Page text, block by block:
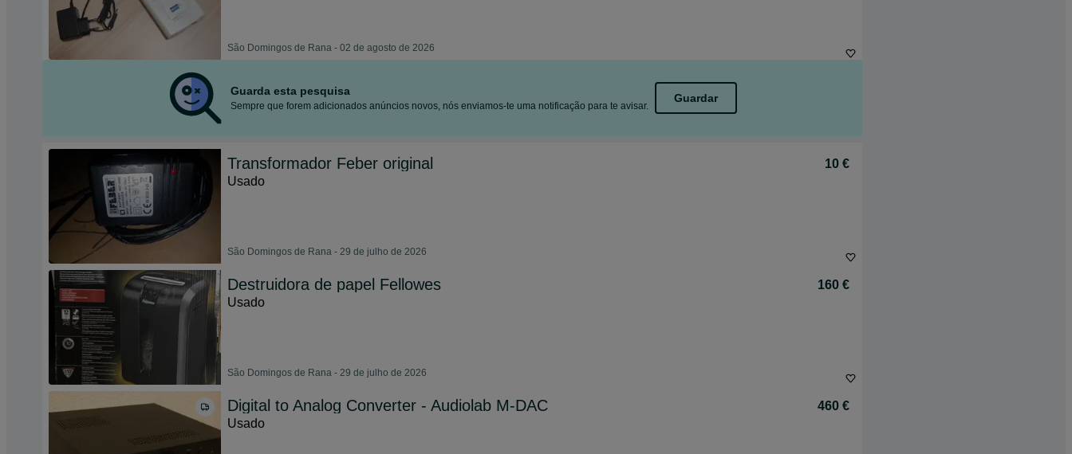
São Domingos de Rana - 02 de agosto de 2026
Guarda esta pesquisa
Sempre que forem adicionados anúncios novos, nós enviamos-te uma notificação para te avisar.
Guardar
Transformador Feber original
10 €
Usado
São Domingos de Rana - 29 de julho de 2026
Destruidora de papel Fellowes
160 €
Usado
São Domingos de Rana - 29 de julho de 2026
Digital to Analog Converter - Audiolab M-DAC
460 €
Usado